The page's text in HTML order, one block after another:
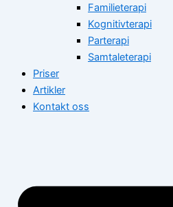
Familieterapi
Kognitivterapi
Parterapi
Samtaleterapi
Priser
Artikler
Kontakt oss